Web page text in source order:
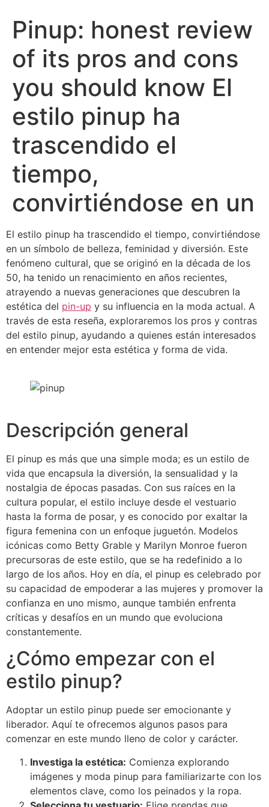
Pinup: honest review
of its pros and cons
you should know El
estilo pinup ha
trascendido el
tiempo,
convirtiéndose en un
El estilo pinup ha trascendido el tiempo, convirtiéndose
en un símbolo de belleza, feminidad y diversión. Este
fenómeno cultural, que se originó en la década de los
50, ha tenido un renacimiento en años recientes,
atrayendo a nuevas generaciones que descubren la
estética del pin-up y su influencia en la moda actual. A
través de esta reseña, exploraremos los pros y contras
del estilo pinup, ayudando a quienes están interesados
en entender mejor esta estética y forma de vida.
Descripción general
El pinup es más que una simple moda; es un estilo de
vida que encapsula la diversión, la sensualidad y la
nostalgia de épocas pasadas. Con sus raíces en la
cultura popular, el estilo incluye desde el vestuario
hasta la forma de posar, y es conocido por exaltar la
figura femenina con un enfoque juguetón. Modelos
icónicas como Betty Grable y Marilyn Monroe fueron
precursoras de este estilo, que se ha redefinido a lo
largo de los años. Hoy en día, el pinup es celebrado por
su capacidad de empoderar a las mujeres y promover la
confianza en uno mismo, aunque también enfrenta
críticas y desafíos en un mundo que evoluciona
constantemente.
¿Cómo empezar con el
estilo pinup?
Adoptar un estilo pinup puede ser emocionante y
liberador. Aquí te ofrecemos algunos pasos para
comenzar en este mundo lleno de color y carácter.
Investiga la estética: Comienza explorando
imágenes y moda pinup para familiarizarte con los
elementos clave, como los peinados y la ropa.